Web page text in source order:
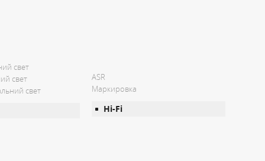
свет
свет
свет
ASR
Маркировка
Hi-Fi